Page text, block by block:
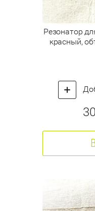
Резонатор
красный,